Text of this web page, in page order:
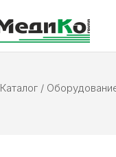
Каталог /